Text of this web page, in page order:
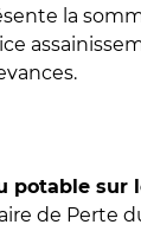
la
potable sur
de Perte